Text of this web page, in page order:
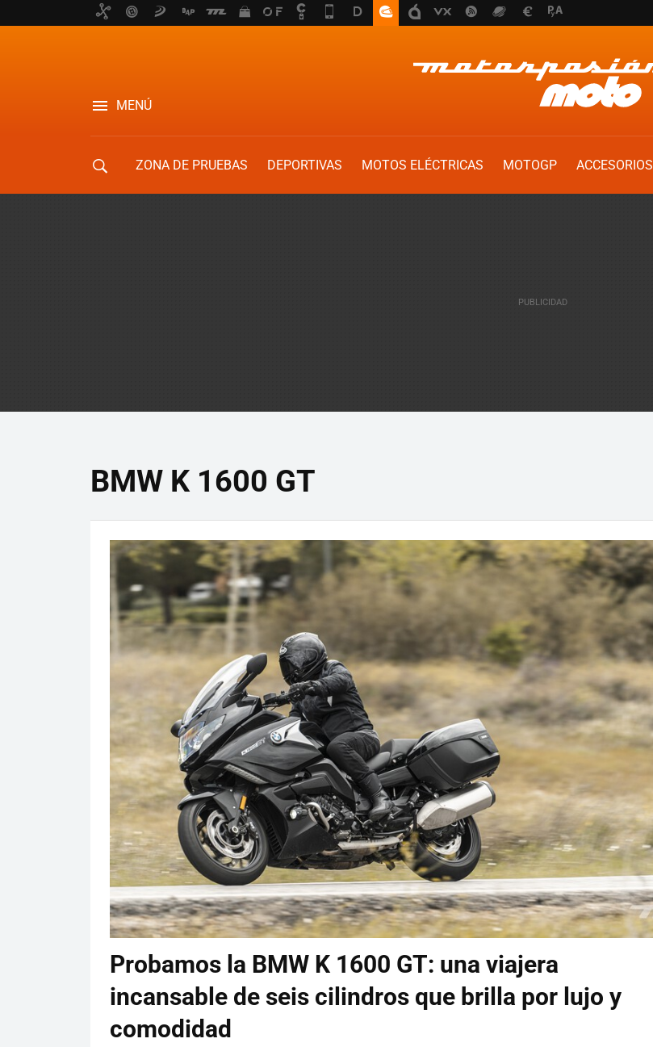
MENÚ
ZONA DE PRUEBAS DEPORTIVAS MOTOS ELÉCTRICAS MOTOGP ACCESORIOS
BMW K 1600 GT
Probamos la BMW K 1600 GT: una viajera
incansable de seis cilindros que brilla por lujo y
comodidad